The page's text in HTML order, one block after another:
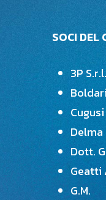
SOCI DEL
3P S.r.l.
Delma
Dott.
Geatti
G.M.